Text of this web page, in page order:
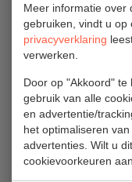
Meer informatie over
gebruiken, vindt u op
privacyverklaring
verwerken.
Door op "Akkoord"
gebruik van alle
en advertentie/
het optimaliseren
advertenties. Wilt u
cookievoorkeuren
Bedrijfsnaam